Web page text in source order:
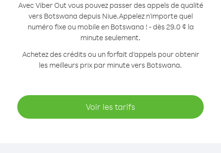
Avec Viber Out vous pouvez passer des appels de qualité
vers Botswana depuis Niue.Appelez n'importe quel
numéro fixe ou mobile en Botswana ! - dès 29.0 ¢ la
minute seulement.
Achetez des crédits ou un forfait d’appels pour obtenir
les meilleurs prix par minute vers Botswana.
Voir les tarifs